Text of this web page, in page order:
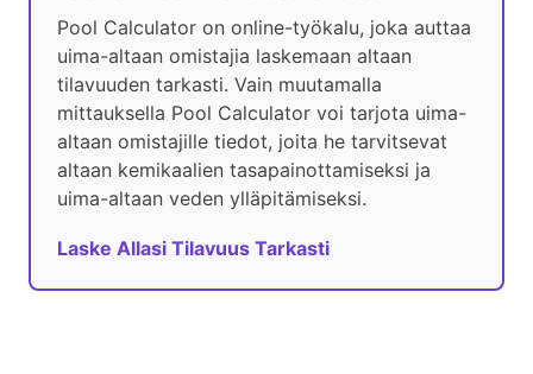
Pool Calculator on online-työkalu, joka auttaa
uima-altaan omistajia laskemaan altaan
tilavuuden tarkasti. Vain muutamalla
mittauksella Pool Calculator voi tarjota uima-
altaan omistajille tiedot, joita he tarvitsevat
altaan kemikaalien tasapainottamiseksi ja
uima-altaan veden ylläpitämiseksi.
Laske Allasi Tilavuus Tarkasti